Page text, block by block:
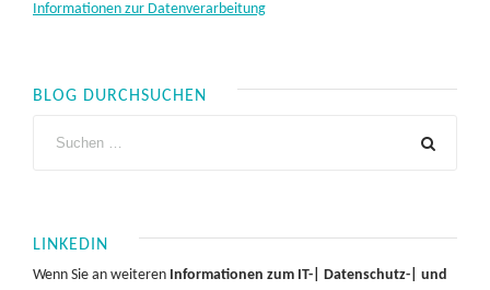
Informationen zur Datenverarbeitung
BLOG DURCHSUCHEN
LINKEDIN
Wenn Sie an weiteren Informationen zum IT-| Datenschutz-| und